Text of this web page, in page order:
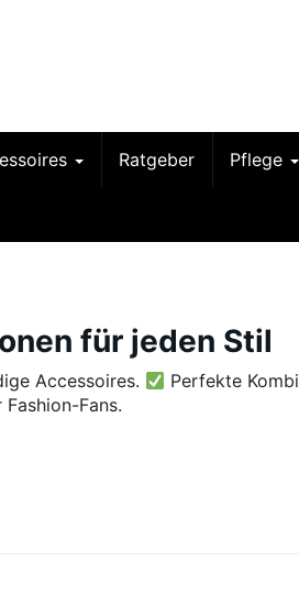
Ratgeber Pflege
für jeden Stil
Accessoires.
Perfekte Kombi
Fans.